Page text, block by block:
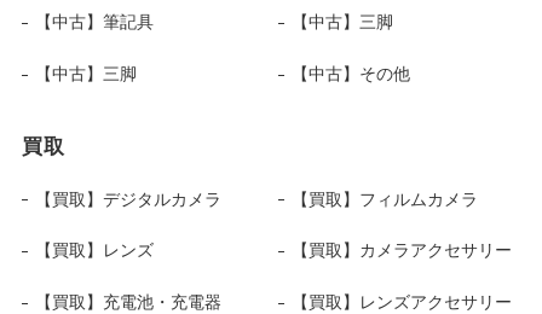
【中古】筆記具 【中古】三脚
【中古】三脚 【中古】その他
買取
【買取】デジタルカメラ 【買取】フィルムカメラ
【買取】レンズ 【買取】カメラアクセサリー
【買取】充電池・充電器 【買取】レンズアクセサリー